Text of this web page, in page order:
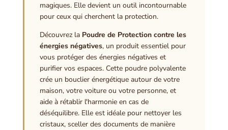
magiques. Elle devient un outil incontournable
pour ceux qui cherchent la protection.
Découvrez la Poudre de Protection contre les
énergies négatives, un produit essentiel pour
vous protéger des énergies négatives et
purifier vos espaces. Cette poudre polyvalente
crée un bouclier énergétique autour de votre
maison, votre voiture ou votre personne, et
aide à rétablir l'harmonie en cas de
déséquilibre. Elle est idéale pour nettoyer les
cristaux, sceller des documents de manière